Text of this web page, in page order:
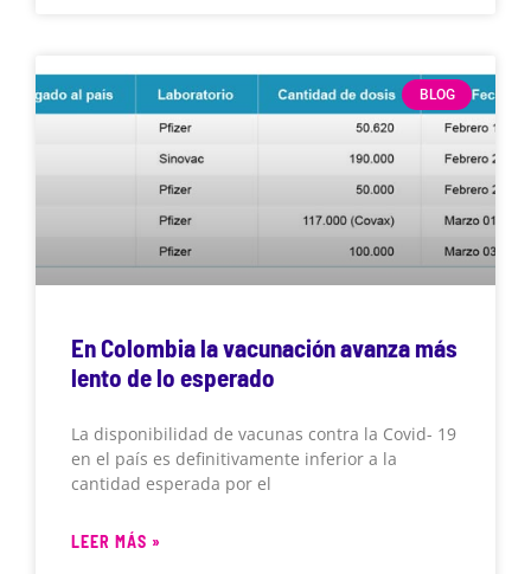
BLOG
En Colombia la vacunación avanza más
lento de lo esperado
La disponibilidad de vacunas contra la Covid- 19
en el país es definitivamente inferior a la
cantidad esperada por el
LEER MÁS »